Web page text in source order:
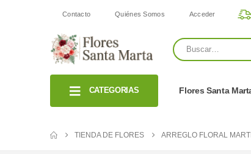
Contacto Quiénes Somos Acceder
CATEGORIAS Flores Santa
TIENDA DE FLORES ARREGLO FLORAL